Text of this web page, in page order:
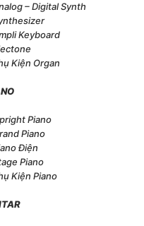
– Digital Synth
Keyboard
Kiện Organ
Piano
Piano
Điện
Piano
Kiện Piano